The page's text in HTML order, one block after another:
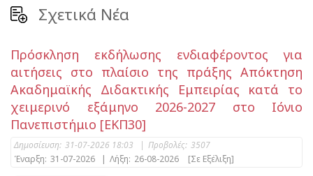
Σχετικά Νέα
Πρόσκληση εκδήλωσης ενδιαφέροντος για
αιτήσεις στο πλαίσιο της πράξης Απόκτηση
Ακαδημαϊκής Διδακτικής Εμπειρίας κατά το
χειμερινό εξάμηνο 2026-2027 στο Ιόνιο
Πανεπιστήμιο [ΕΚΠ30]
Δημοσίευση: 31-07-2026 18:03 | Προβολές: 3507
Έναρξη: 31-07-2026 | Λήξη: 26-08-2026
[Σε Εξέλιξη]